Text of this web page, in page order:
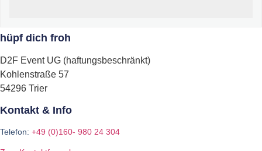
hüpf dich froh
D2F Event UG (haftungsbeschränkt)
Kohlenstraße 57
54296 Trier
Kontakt & Info
Telefon: +49 (0)160- 980 24 304